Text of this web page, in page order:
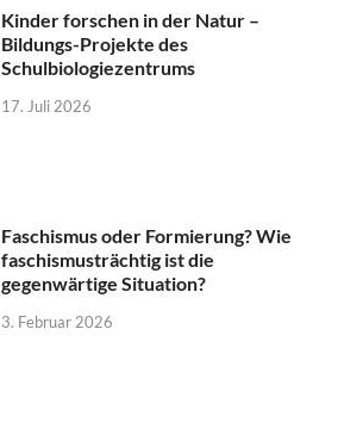
Kinder forschen in der Natur –
Bildungs-Projekte des
Schulbiologiezentrums
17. Juli 2026
Faschismus oder Formierung? Wie
faschismusträchtig ist die
gegenwärtige Situation?
3. Februar 2026